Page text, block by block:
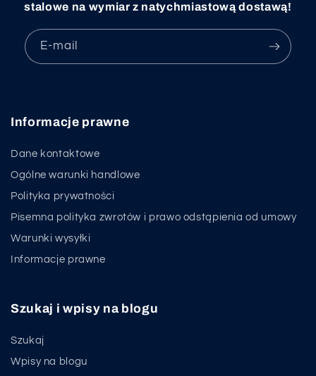
stalowe na wymiar z natychmiastową dostawą!
E-mail
Informacje prawne
Dane kontaktowe
Ogólne warunki handlowe
Polityka prywatności
Pisemna polityka zwrotów i prawo odstąpienia od umowy
Warunki wysyłki
Informacje prawne
Szukaj i wpisy na blogu
Szukaj
Wpisy na blogu